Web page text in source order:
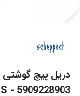
5909228903 - BCDD70-20ProS